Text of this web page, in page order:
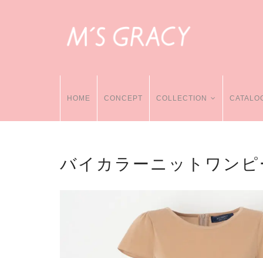
HOME CONCEPT COLLECTION
バイカラーニットワン